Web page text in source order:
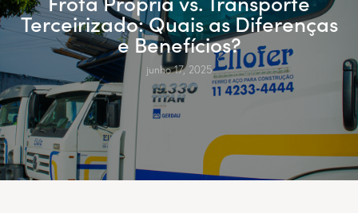
Terceirizado: Quais as Diferenças
e Benefícios?
junho 17, 2025